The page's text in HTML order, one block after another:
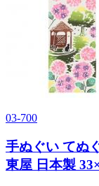
03-700
手ぬぐい てぬ
東屋 日本製